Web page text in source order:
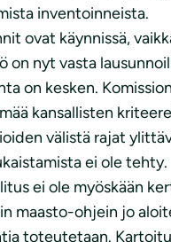
inventoinneista.
ovat käynnissä,
on nyt vasta
on kesken. Komission
kansallisten
välistä rajat
ei ole tehty.
ei ole myöskään
maasto-ohjein jo
toteutetaan.